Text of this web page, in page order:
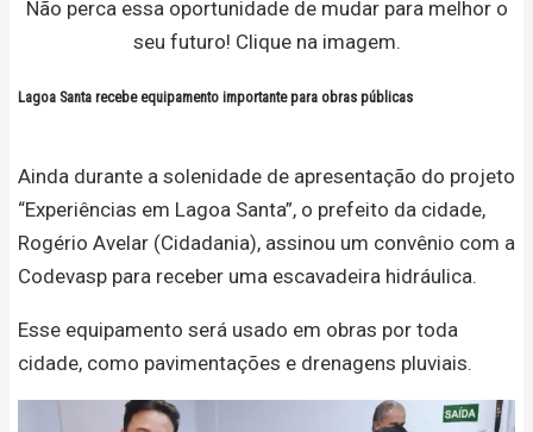
Não perca essa oportunidade de mudar para melhor o
seu futuro! Clique na imagem.
Lagoa Santa recebe equipamento importante para obras públicas
Ainda durante a solenidade de apresentação do projeto
“Experiências em Lagoa Santa”, o prefeito da cidade,
Rogério Avelar (Cidadania), assinou um convênio com a
Codevasp para receber uma escavadeira hidráulica.
Esse equipamento será usado em obras por toda
cidade, como pavimentações e drenagens pluviais.